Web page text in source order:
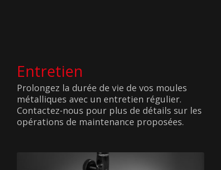
Entretien
Prolongez la durée de vie de vos moules
métalliques avec un entretien régulier.
Contactez-nous pour plus de détails sur les
opérations de maintenance proposées.